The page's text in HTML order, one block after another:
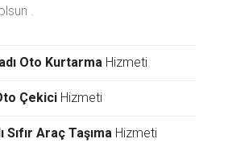
.
Oto Kurtarma Hizmeti
Çekici Hizmeti
Sıfır Araç Taşıma Hizmeti